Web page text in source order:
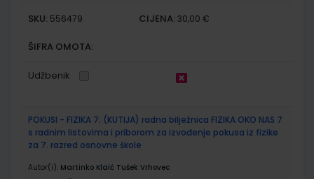
SKU: 556479 CIJENA: 30,00 €
ŠIFRA OMOTA:
Udžbenik
POKUSI - FIZIKA 7; (KUTIJA) radna bilježnica FIZIKA OKO NAS 7
s radnim listovima i priborom za izvođenje pokusa iz fizike
za 7. razred osnovne škole
Autor(i): Martinko Klaić Tušek Vrhovec